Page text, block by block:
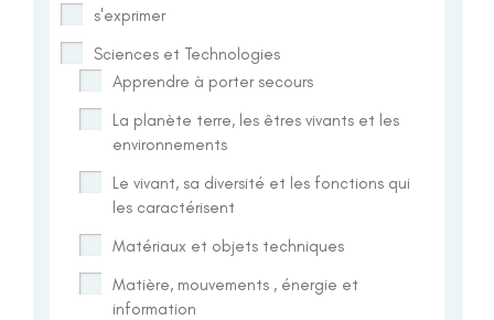
s'exprimer
Sciences et Technologies
Apprendre à porter secours
La planète terre, les êtres vivants et les
environnements
Le vivant, sa diversité et les fonctions qui
les caractérisent
Matériaux et objets techniques
Matière, mouvements , énergie et
information